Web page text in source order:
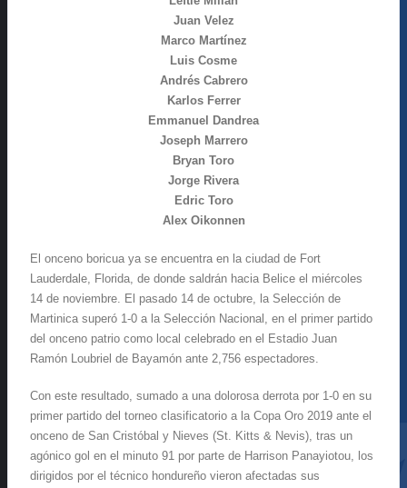
Juan Velez
Marco Martínez
Luis Cosme
Andrés Cabrero
Karlos Ferrer
Emmanuel Dandrea
Joseph Marrero
Bryan Toro
Jorge Rivera
Edric Toro
Alex Oikonnen
El onceno boricua ya se encuentra en la ciudad de Fort
Lauderdale, Florida, de donde saldrán hacia Belice el miércoles
14 de noviembre. El pasado 14 de octubre, la Selección de
Martinica superó 1-0 a la Selección Nacional, en el primer partido
del onceno patrio como local celebrado en el Estadio Juan
Ramón Loubriel de Bayamón ante 2,756 espectadores.
Con este resultado, sumado a una dolorosa derrota por 1-0 en su
primer partido del torneo clasificatorio a la Copa Oro 2019 ante el
onceno de San Cristóbal y Nieves (St. Kitts & Nevis), tras un
agónico gol en el minuto 91 por parte de Harrison Panayiotou, los
dirigidos por el técnico hondureño vieron afectadas sus